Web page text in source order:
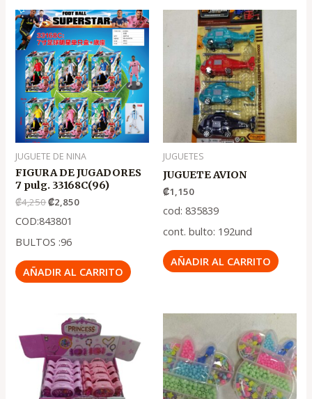
JUGUETE DE NINA
FIGURA DE JUGADORES
7 pulg. 33168C(96)
₡4,250
El
precio
original
era:
.
₡4,250
₡2,850
El
precio
actual
es:
.
₡2,850
COD:843801
BULTOS :96
AÑADIR AL CARRITO
JUGUETES
JUGUETE AVION
₡1,150
cod: 835839
cont. bulto: 192und
AÑADIR AL CARRITO